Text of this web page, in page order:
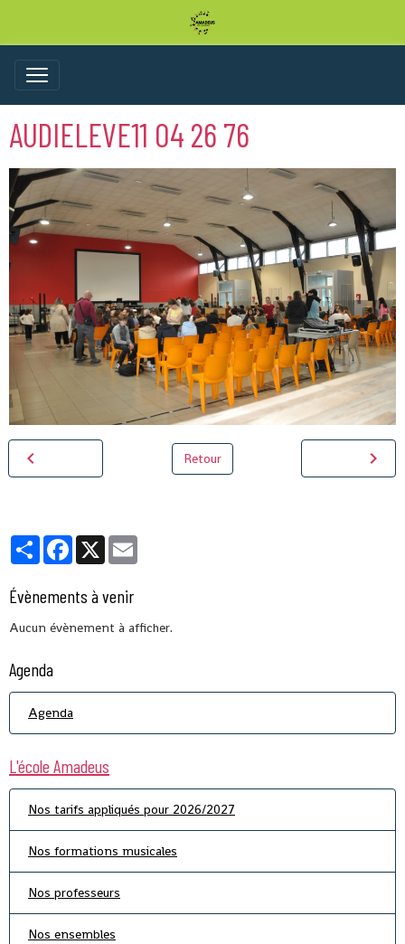
AUDIELEVE11 04 26 76
Retour
PartagerFacebook
X
Évènements à venir
Aucun évènement à afficher.
Agenda
Agenda
L'école Amadeus
Nos tarifs appliqués pour 2026/2027
Nos formations musicales
Nos professeurs
Nos ensembles